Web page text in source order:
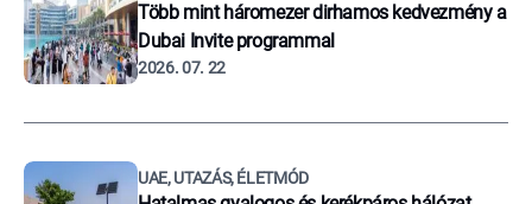
Több mint háromezer dirhamos kedvezmény a
Dubai Invite programmal
2026. 07. 22
UAE, UTAZÁS, ÉLETMÓD